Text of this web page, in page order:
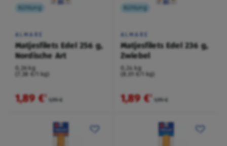
Kühlung
ALMARE
Matjesfilets Edel 256 g,
Nordische Art
0,26 kg
(7,38 €/1 kg)
1,89 €² 1,99 €
Kühlung
ALMARE
Matjesfilets Edel 236 g,
Zwiebel
0,24 kg
(8,01 €/1 kg)
1,89 €² 1,99 €